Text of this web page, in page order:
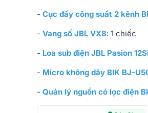
- Cục đẩy công suất 2 kênh
- Vang số JBL VX8: 1 chiếc
- Loa sub điện JBL Pasion
- Micro không dây BIK BJ-
- Quản lý nguồn có lọc điện